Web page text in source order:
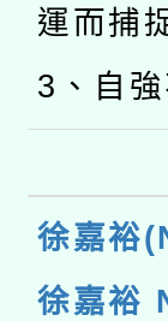
運而捕
3、自
徐嘉裕
徐嘉裕